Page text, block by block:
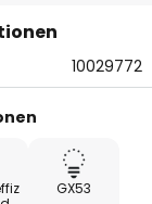
10029772
GX53